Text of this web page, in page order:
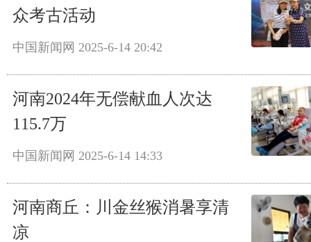
众考古活动
中国新闻网 2025-6-14 20:42
河南2024年无偿献血人次达
115.7万
中国新闻网 2025-6-14 14:33
河南商丘：川金丝猴消暑享清
凉